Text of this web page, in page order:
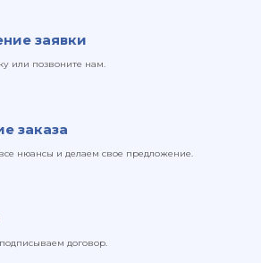
заявки
или позвоните нам.
заказа
нюансы и делаем свое предложение.
договор.